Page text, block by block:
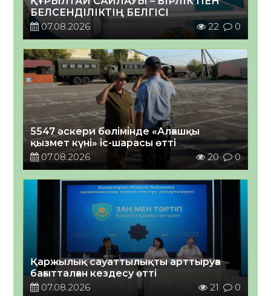
БЕЛСЕНДІЛІКТІҢ БЕЛГІСІ
07.08.2026
22 0
5547 әскери бөлімінде «Алғашқы
қызмет күні» іс-шарасы өтті
07.08.2026
20 0
Қаржылық сауаттылықты арттыруға
бағытталған кездесу өтті
07.08.2026
21 0